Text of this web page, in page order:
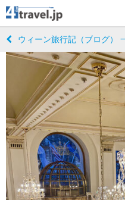
ウィーン旅行記（ブログ）